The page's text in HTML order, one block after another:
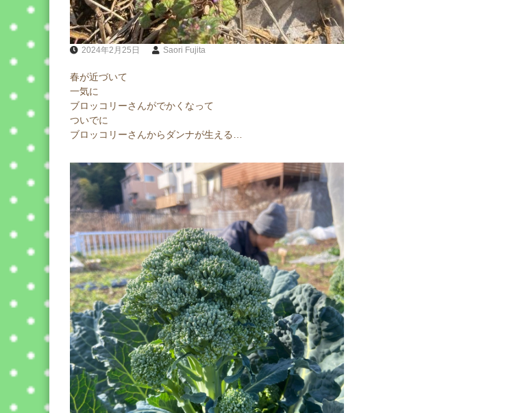
2024年2月25日 Saori Fujita
春が近づいて
一気に
ブロッコリーさんがでかくなって
ついでに
ブロッコリーさんからダンナが生える…